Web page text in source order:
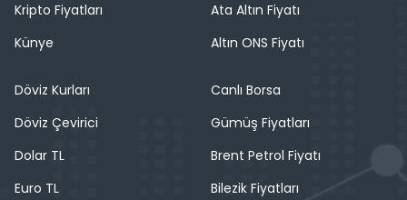
Kripto Fiyatları
Künye
Ata Altın Fiyatı
Altın ONS Fiyatı
Döviz Kurları
Döviz Çevirici
Dolar TL
Euro TL
Canlı Borsa
Gümüş Fiyatları
Brent Petrol Fiyatı
Bilezik Fiyatları